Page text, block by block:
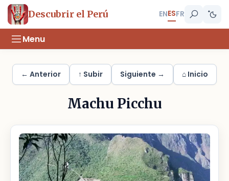
Descubrir el Perú ENESFR
Menu
← Anterior ↑ Subir Siguiente → ⌂ Inicio
Machu Picchu